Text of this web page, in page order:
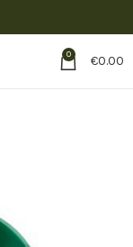
0 €0.00